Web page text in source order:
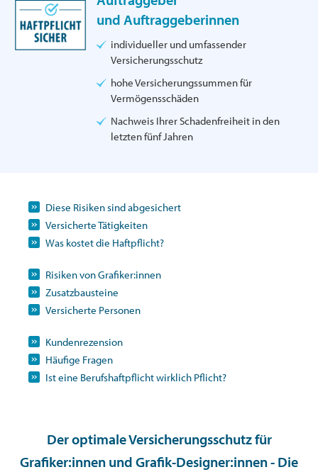
und Auftraggeberinnen
individueller und umfassender
Versicherungsschutz
hohe Versicherungssummen für
Vermögensschäden
Nachweis Ihrer Schadenfreiheit in den
letzten fünf Jahren
Diese Risiken sind abgesichert
Versicherte Tätigkeiten
Was kostet die Haftpflicht?
Risiken von Grafiker:innen
Zusatzbausteine
Versicherte Personen
Kundenrezension
Häufige Fragen
Ist eine Berufshaftpflicht wirklich Pflicht?
Der optimale Versicherungsschutz für
Grafiker:innen und Grafik-Designer:innen - Die